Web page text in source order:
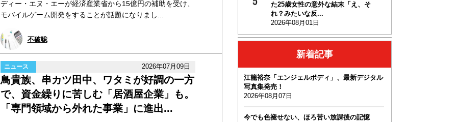
ディー・エヌ・エーが経済産業省から15億円の補助を受け、
モバイルゲーム開発をすることが話題になりまし...
不破聡
ニュース 2026年07月09日
鳥貴族、串カツ田中、ワタミが好調の一方
で、資金繰りに苦しむ「居酒屋企業」も。
「専門領域から外れた事業」に進出...
た25歳女性の意外な結末「え、そ
れ？みたいな反...
2026年08月01日
新着記事
江籠裕奈「エンジェルボディ」、最新デジタル
写真集発売！
2026年08月07日
今でも色褪せない、ほろ苦い放課後の記憶